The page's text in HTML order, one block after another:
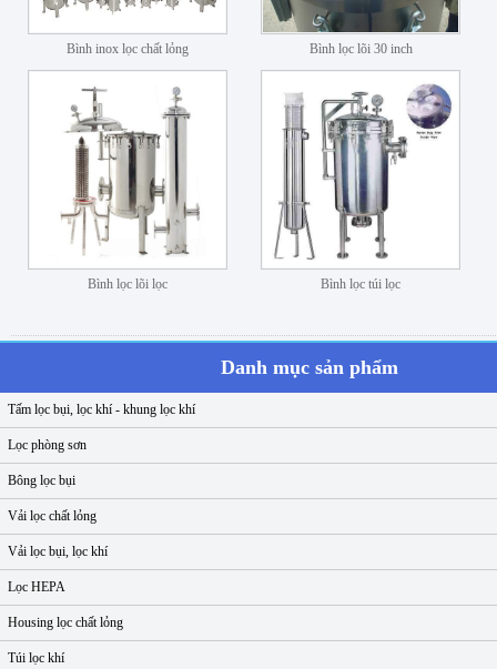
Bình inox lọc chất lỏng Bình lọc lõi 30 inch
Bình lọc lõi lọc Bình lọc túi lọc
Danh mục sản phẩm
Tấm lọc bụi, lọc khí - khung lọc khí
Lọc phòng sơn
Bông lọc bụi
Vải lọc chất lỏng
Vải lọc bụi, lọc khí
Lọc HEPA
Housing lọc chất lỏng
Túi lọc khí